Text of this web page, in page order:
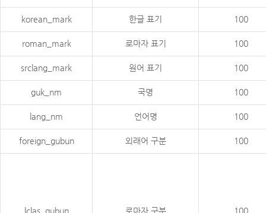
korean_mark 한글 표기 100
roman_mark 로마자 표기 100
srclang_mark 원어 표기 100
guk_nm 국명 100
lang_nm 언어명 100
foreign_gubun 외래어 구분 100
lclas_gubun 로마자 구분 100